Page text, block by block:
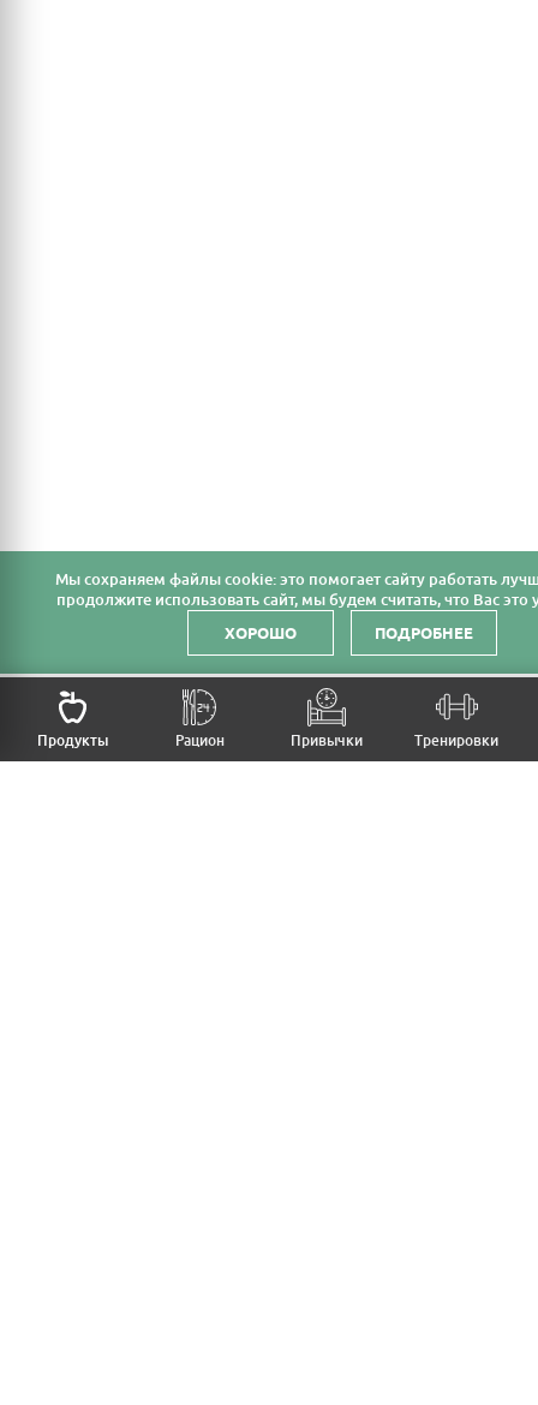
Продукты Рацион Привычки Тренировки
Мы cохраняем файлы cookie: это помогает сайту работать
продолжите использовать сайт, мы будем считать, что Вас это
ХОРОШО ПОДРОБНЕЕ